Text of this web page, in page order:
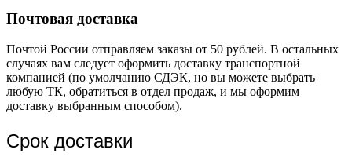
Почтовая доставка
Почтой России отправляем заказы от 50 рублей. В остальных
случаях вам следует оформить доставку транспортной
компанией (по умолчанию СДЭК, но вы можете выбрать
любую ТК, обратиться в отдел продаж, и мы оформим
доставку выбранным способом).
Срок доставки